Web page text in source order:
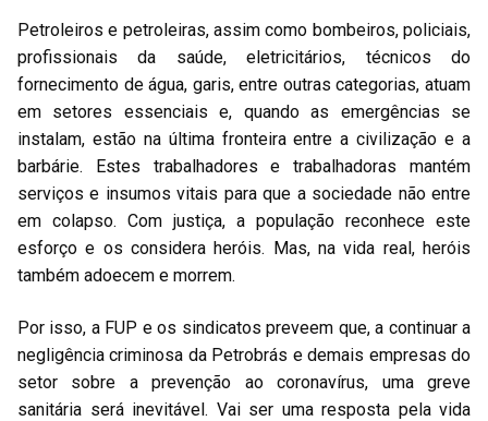
Petroleiros e petroleiras, assim como bombeiros, policiais,
profissionais da saúde, eletricitários, técnicos do
fornecimento de água, garis, entre outras categorias, atuam
em setores essenciais e, quando as emergências se
instalam, estão na última fronteira entre a civilização e a
barbárie. Estes trabalhadores e trabalhadoras mantém
serviços e insumos vitais para que a sociedade não entre
em colapso. Com justiça, a população reconhece este
esforço e os considera heróis. Mas, na vida real, heróis
também adoecem e morrem.
Por isso, a FUP e os sindicatos preveem que, a continuar a
negligência criminosa da Petrobrás e demais empresas do
setor sobre a prevenção ao coronavírus, uma greve
sanitária será inevitável. Vai ser uma resposta pela vida